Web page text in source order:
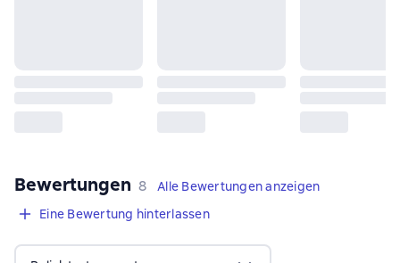
Bewertungen 8 Bewertungen
8
Alle Bewertungen anzeigen
Eine Bewertung hinterlassen